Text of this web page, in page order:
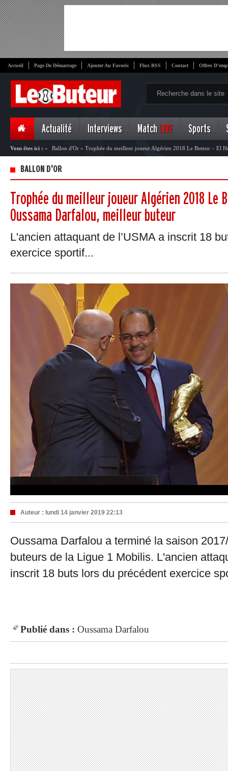
Accueil Page De Démarrage Ajouter Au Favoris Flux RSS Contact Offres
Actualité Interviews Match LIVE Sports
Vous êtes ici : » Ballon d'Or » Trophée du meilleur joueur Algérien 2018 Le Buteur – El
BALLON D'OR
Trophée du meilleur joueur Algérien 2018 Le
Oussama Darfalou, meilleur buteur
L'ancien attaquant de l’USMA a inscrit 18
exercice sportif...
Auteur : lundi 14 janvier 2019 22:13
Oussama Darfalou a terminé la saison
buteurs de la Ligue 1 Mobilis. L'ancien
inscrit 18 buts lors du précédent exercice
Publié dans : Oussama Darfalou